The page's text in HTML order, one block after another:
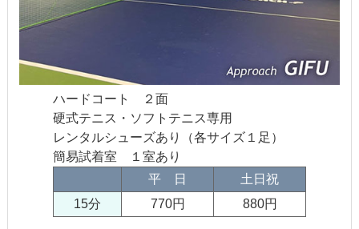
ハードコート ２面
硬式テニス・ソフトテニス専用
レンタルシューズあり（各サイズ１足）
簡易試着室 １室あり
平 日
土日祝
15分
770円 880円